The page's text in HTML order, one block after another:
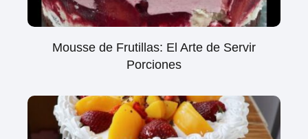
Mousse de Frutillas: El Arte de Servir
Porciones